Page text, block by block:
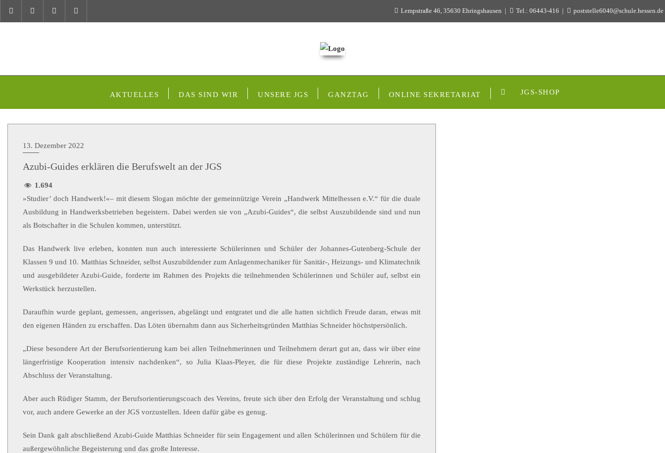
Lempstraße 46, 35630 Ehringshausen Tel.: 06443-416 poststelle6040@schule.hessen.de
AKTUELLES DAS SIND WIR UNSERE JGS GANZTAG ONLINE SEKRETARIAT JGS-SHOP
13. Dezember 2022
Azubi-Guides erklären die Berufswelt an der JGS
1.694
»Studier’ doch Handwerk!«– mit diesem Slogan möchte der gemeinnützige Verein „Handwerk Mittelhessen e.V.“ für die duale
Ausbildung in Handwerksbetrieben begeistern. Dabei werden sie von „Azubi-Guides“, die selbst Auszubildende sind und nun
als Botschafter in die Schulen kommen, unterstützt.
Das Handwerk live erleben, konnten nun auch interessierte Schülerinnen und Schüler der Johannes-Gutenberg-Schule der
Klassen 9 und 10. Matthias Schneider, selbst Auszubildender zum Anlagenmechaniker für Sanitär-, Heizungs- und Klimatechnik
und ausgebildeter Azubi-Guide, forderte im Rahmen des Projekts die teilnehmenden Schülerinnen und Schüler auf, selbst ein
Werkstück herzustellen.
Daraufhin wurde geplant, gemessen, angerissen, abgelängt und entgratet und die alle hatten sichtlich Freude daran, etwas mit
den eigenen Händen zu erschaffen. Das Löten übernahm dann aus Sicherheitsgründen Matthias Schneider höchstpersönlich.
„Diese besondere Art der Berufsorientierung kam bei allen Teilnehmerinnen und Teilnehmern derart gut an, dass wir über eine
längerfristige Kooperation intensiv nachdenken“, so Julia Klaas-Pleyer, die für diese Projekte zuständige Lehrerin, nach
Abschluss der Veranstaltung.
Aber auch Rüdiger Stamm, der Berufsorientierungscoach des Vereins, freute sich über den Erfolg der Veranstaltung und schlug
vor, auch andere Gewerke an der JGS vorzustellen. Ideen dafür gäbe es genug.
Sein Dank galt abschließend Azubi-Guide Matthias Schneider für sein Engagement und allen Schülerinnen und Schülern für die
außergewöhnliche Begeisterung und das große Interesse.